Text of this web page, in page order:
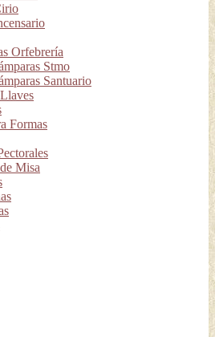
Orfebrería
Stmo
Santuario
Formas
Misa